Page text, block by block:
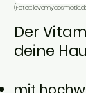
(Fotos:
Der
deine